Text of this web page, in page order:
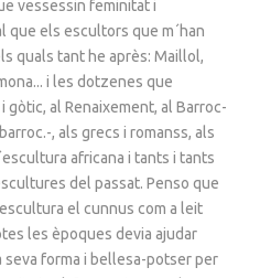
vessessin feminitat i
que els escultors que m´han
quals tant he après: Maillol,
i les dotzenes que
al Renaixement, al Barroc-
, als grecs i romanss, als
africana i tants i tants
del passat. Penso que
el cunnus com a leit
les èpoques devia ajudar
seva forma i bellesa-potser per